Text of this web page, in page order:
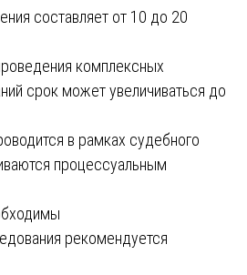
составляет от 10 до 20
комплексных
срок может увеличиваться до
в рамках судебного
процессуальным
рекомендуется